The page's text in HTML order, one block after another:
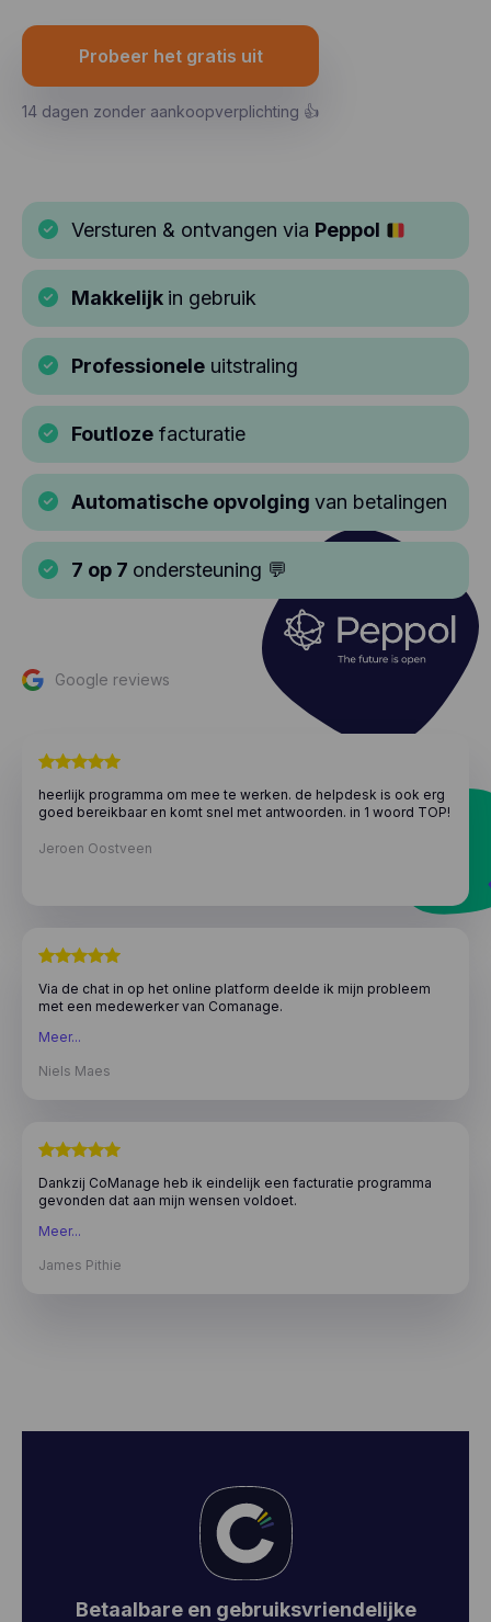
Probeer het gratis uit
14 dagen zonder aankoopverplichting 👍
Versturen & ontvangen via Peppol
Makkelijk in gebruik
Professionele uitstraling
Foutloze facturatie
Automatische opvolging van betalingen
7 op 7 ondersteuning 💬
Google reviews
heerlijk programma om mee te werken. de helpdesk is ook erg
goed bereikbaar en komt snel met antwoorden. in 1 woord TOP!
Jeroen Oostveen
Via de chat in op het online platform deelde ik mijn probleem
met een medewerker van Comanage.
Enkele minuten later had ik al direct een antwoord. Er zat wel
Na amper 2 dagen was die euvel al verholpen middels een
Meer...
Niels Maes
Dankzij CoManage heb ik eindelijk een facturatie programma
gevonden dat aan mijn wensen voldoet.
Zonder extra kosten kan ik ook voorraadbeheer doen en
De supportdienst is steeds snel paraat om je te helpen, zelfs bij
Meer...
James Pithie
Betaalbare en gebruiksvriendelijke
7 op 7 support
Automatiseer